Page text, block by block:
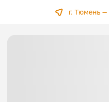
г. Тюмень —